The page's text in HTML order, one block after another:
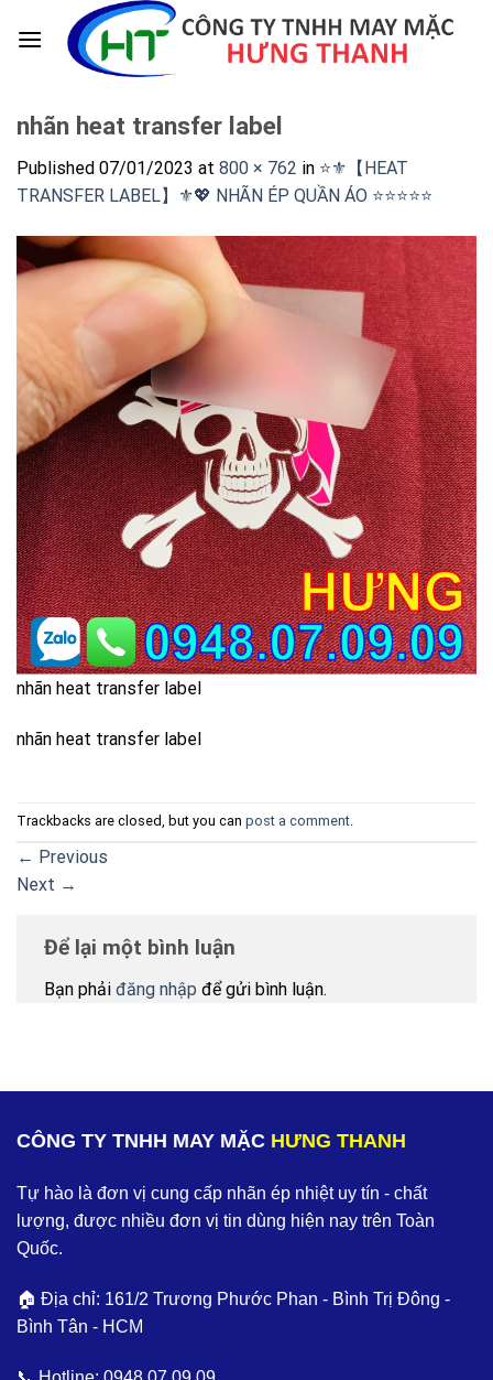
nhãn heat transfer label
Published 07/01/2023 at 800 × 762 in ⭐️⚜️【HEAT
TRANSFER LABEL】⚜️💖 NHÃN ÉP QUẦN ÁO ⭐️⭐️⭐️⭐️⭐️
nhãn heat transfer label
nhãn heat transfer label
Trackbacks are closed, but you can post a comment.
← Previous
Next →
Để lại một bình luận
Bạn phải đăng nhập để gửi bình luận.
CÔNG TY TNHH MAY MẶC HƯNG THANH
Tự hào là đơn vị cung cấp nhãn ép nhiệt uy tín - chất
lượng, được nhiều đơn vị tin dùng hiện nay trên Toàn
Quốc.
🏠 Địa chỉ: 161/2 Trương Phước Phan - Bình Trị Đông -
Bình Tân - HCM